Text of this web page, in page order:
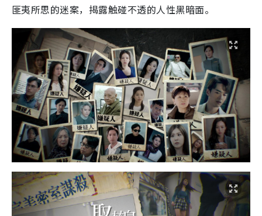
匪夷所思的迷案，揭露触碰不透的人性黑暗面。